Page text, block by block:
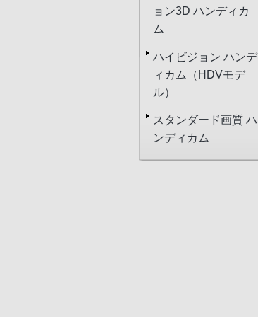
ョン3D ハンディカ
ム
ハイビジョン ハンデ
ィカム（HDVモデ
ル）
スタンダード画質 ハ
ンディカム